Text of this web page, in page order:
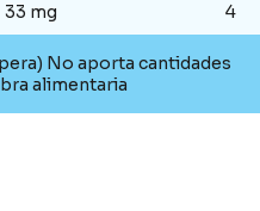
33 mg 4
No aporta cantidades
alimentaria